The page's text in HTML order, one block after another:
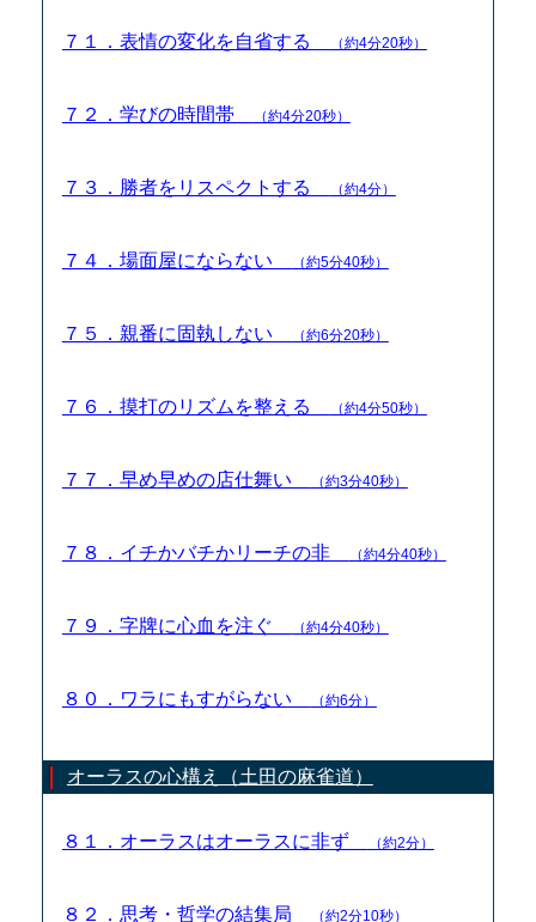
７１．表情の変化を自省する （約4分20秒）
７２．学びの時間帯 （約4分20秒）
７３．勝者をリスペクトする （約4分）
７４．場面屋にならない （約5分40秒）
７５．親番に固執しない （約6分20秒）
７６．摸打のリズムを整える （約4分50秒）
７７．早め早めの店仕舞い （約3分40秒）
７８．イチかバチかリーチの非 （約4分40秒）
７９．字牌に心血を注ぐ （約4分40秒）
８０．ワラにもすがらない （約6分）
オーラスの心構え（土田の麻雀道）
８１．オーラスはオーラスに非ず （約2分）
８２．思考・哲学の結集局 （約2分10秒）